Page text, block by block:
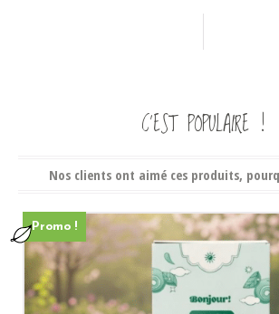
C’EST POPULAIRE !
Nos clients ont aimé ces produits,
Promo !